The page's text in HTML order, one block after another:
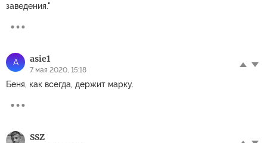
заведения."
A asie1
7 мая 2020, 15:18
Беня, как всегда, держит марку.
SSZ